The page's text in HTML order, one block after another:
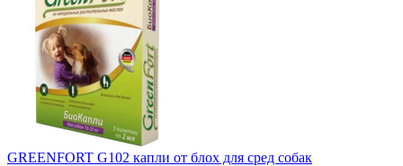
GREENFORT G102 капли от блох для сред собак